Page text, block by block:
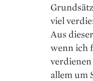
viel
Aus
wenn ich
allem um